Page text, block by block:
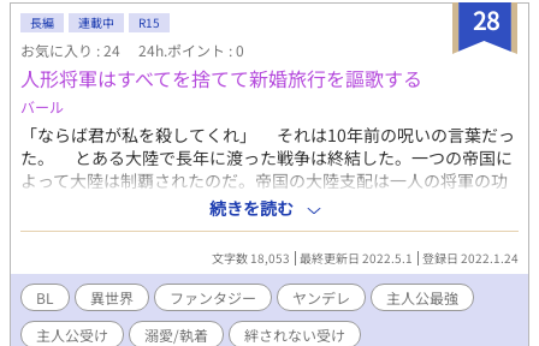
28
長編 連載中 R15
お気に入り : 24 24h.ポイント : 0
人形将軍はすべてを捨てて新婚旅行を謳歌する
バール
「ならば君が私を殺してくれ」 それは10年前の呪いの言葉だっ
た。 とある大陸で長年に渡った戦争は終結した。一つの帝国に
よって大陸は制覇されたのだ。帝国の大陸支配は一人の将軍の功
績が大きかった。 絶世の美貌と武勇を持つ、「人形将軍」だ。
しかし、帝国の皇帝は人形将軍に自身の娘を下賜しようとする
が将軍はそれを断り、「新婚旅行をする」と言い残して姿を消し
てしまう。 3年後、クーデターの噂が大陸に流れ始める。そん
なことは露知らず、田舎町でぶらぶらと旅をする平凡な男は妖艶
な美少年に絡まれる。
続きを読む
文字数 18,053 最終更新日 2022.5.1 登録日 2022.1.24
BL 異世界 ファンタジー ヤンデレ
主人公最強
主人公受け
溺愛/執着
絆されない受け